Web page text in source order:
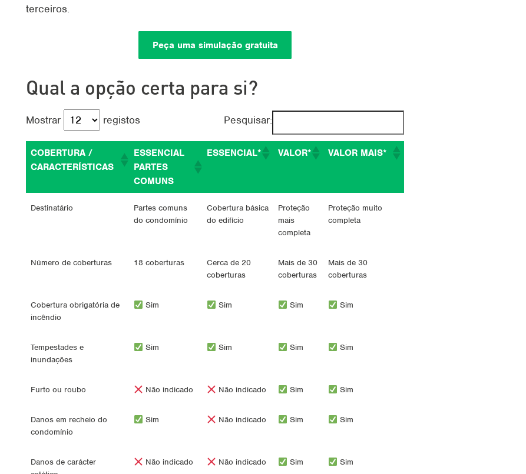
terceiros.
Peça uma simulação gratuita
Qual a opção certa para si?
Mostrar registos Pesquisar:
COBERTURA /
CARACTERÍSTICAS
ESSENCIAL
PARTES
COMUNS
ESSENCIAL* VALOR* VALOR MAIS*
Destinatário
Partes comuns
do condomínio
Cobertura básica
do edifício
Proteção
mais
completa
Proteção muito
completa
Número de coberturas 18 coberturas
Cerca de 20
coberturas
Mais de 30
coberturas
Mais de 30
coberturas
Cobertura obrigatória de
incêndio
Sim Sim Sim Sim
Tempestades e
inundações
Sim Sim Sim Sim
Furto ou roubo Não indicado Não indicado Sim Sim
Danos em recheio do
condomínio
Sim Não indicado Sim Sim
Danos de carácter
Não indicado Não indicado Sim Sim